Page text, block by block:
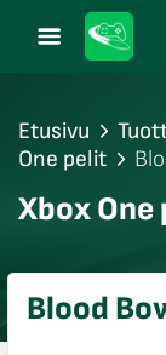
Etusivu
One pelit
Xbox
Blood
sulje
sulje